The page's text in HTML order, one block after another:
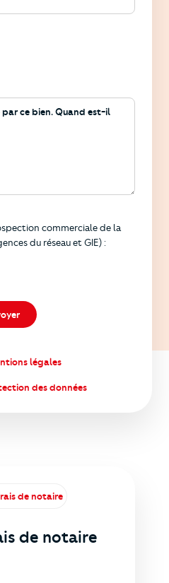
commerciale de la
du réseau et GIE) :
légales
des données
de notaire
de notaire